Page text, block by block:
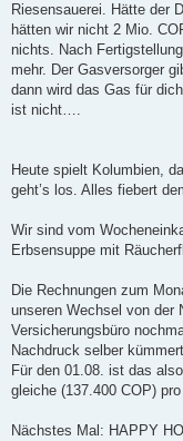
Riesensauerei. Hätte der
hätten wir nicht 2 Mio.
nichts. Nach
mehr. Der Gasversorger
dann wird das Gas für
ist nicht….
Heute spielt Kolumbien,
geht’s los. Alles fiebert
Wir sind vom
Erbsensuppe mit
Die Rechnungen zum
unseren Wechsel von der
Versicherungsbüro
Nachdruck selber
Für den 01.08. ist das
gleiche (137.400 COP)
Nächstes Mal: HAPPY